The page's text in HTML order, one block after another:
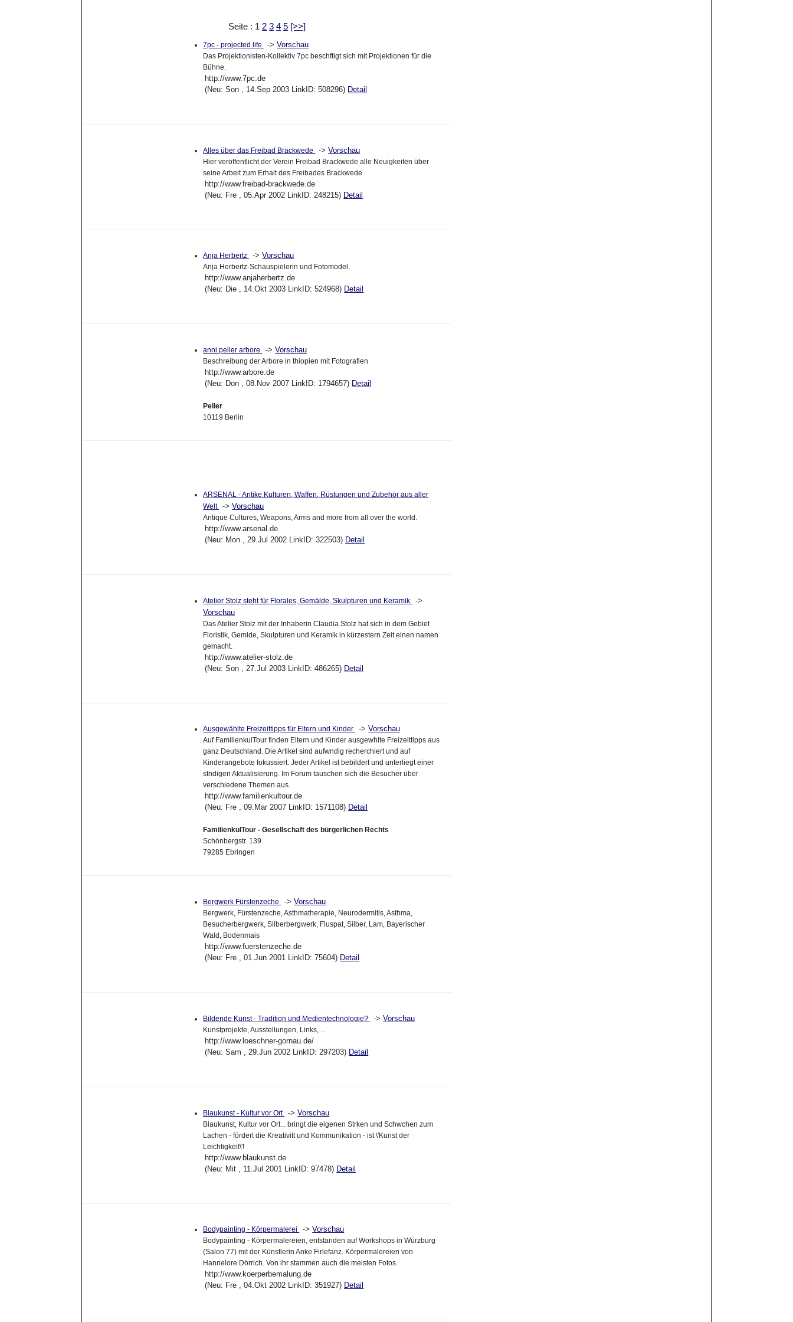
Seite : 1 2 3 4 5 [>>]
7pc - projected life ->Vorschau
Das Projektionisten-Kollektiv 7pc beschftigt sich mit Projektionen für die
Bühne.
http://www.7pc.de
(Neu: Son , 14.Sep 2003 LinkID: 508296) Detail
Alles über das Freibad Brackwede ->Vorschau
Hier veröffentlicht der Verein Freibad Brackwede alle Neuigkeiten über
seine Arbeit zum Erhalt des Freibades Brackwede
http://www.freibad-brackwede.de
(Neu: Fre , 05.Apr 2002 LinkID: 248215) Detail
Anja Herbertz ->Vorschau
Anja Herbertz-Schauspielerin und Fotomodel.
http://www.anjaherbertz.de
(Neu: Die , 14.Okt 2003 LinkID: 524968) Detail
anni peller arbore ->Vorschau
Beschreibung der Arbore in thiopien mit Fotografien
http://www.arbore.de
(Neu: Don , 08.Nov 2007 LinkID: 1794657) Detail
Peller
10119 Berlin
ARSENAL - Antike Kulturen, Waffen, Rüstungen und Zubehör aus aller
Welt ->Vorschau
Antique Cultures, Weapons, Arms and more from all over the world.
http://www.arsenal.de
(Neu: Mon , 29.Jul 2002 LinkID: 322503) Detail
Atelier Stolz steht für Florales, Gemälde, Skulpturen und Keramik
->
Vorschau
Das Atelier Stolz mit der Inhaberin Claudia Stolz hat sich in dem Gebiet
Floristik, Gemlde, Skulpturen und Keramik in kürzestern Zeit einen namen
gemacht.
http://www.atelier-stolz.de
(Neu: Son , 27.Jul 2003 LinkID: 486265) Detail
Ausgewählte Freizeittipps für Eltern und Kinder ->Vorschau
Auf FamilienkulTour finden Eltern und Kinder ausgewhlte Freizeittipps aus
ganz Deutschland. Die Artikel sind aufwndig recherchiert und auf
Kinderangebote fokussiert. Jeder Artikel ist bebildert und unterliegt einer
stndigen Aktualisierung. Im Forum tauschen sich die Besucher über
verschiedene Themen aus.
http://www.familienkultour.de
(Neu: Fre , 09.Mar 2007 LinkID: 1571108) Detail
FamilienkulTour - Gesellschaft des bürgerlichen Rechts
Schönbergstr. 139
79285 Ebringen
Bergwerk Fürstenzeche ->Vorschau
Bergwerk, Fürstenzeche, Asthmatherapie, Neurodermitis, Asthma,
Besucherbergwerk, Silberbergwerk, Fluspat, Silber, Lam, Bayerischer
Wald, Bodenmais
http://www.fuerstenzeche.de
(Neu: Fre , 01.Jun 2001 LinkID: 75604) Detail
Bildende Kunst - Tradition und Medientechnologie? ->Vorschau
Kunstprojekte, Ausstellungen, Links, ...
http://www.loeschner-gornau.de/
(Neu: Sam , 29.Jun 2002 LinkID: 297203) Detail
Blaukunst - Kultur vor Ort ->Vorschau
Blaukunst, Kultur vor Ort... bringt die eigenen Strken und Schwchen zum
Lachen - fördert die Kreativitt und Kommunikation - ist \'Kunst der
Leichtigkeit\'!
http://www.blaukunst.de
(Neu: Mit , 11.Jul 2001 LinkID: 97478) Detail
Bodypainting - Körpermalerei ->Vorschau
Bodypainting - Körpermalereien, entstanden auf Workshops in Würzburg
(Salon 77) mit der Künstlerin Anke Firlefanz. Körpermalereien von
Hannelore Dörrich. Von ihr stammen auch die meisten Fotos.
http://www.koerperbemalung.de
(Neu: Fre , 04.Okt 2002 LinkID: 351927) Detail